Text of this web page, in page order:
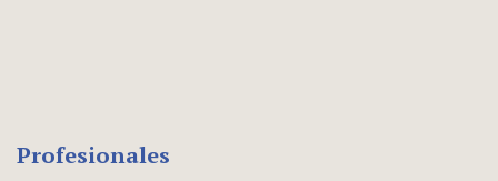
Profesionales